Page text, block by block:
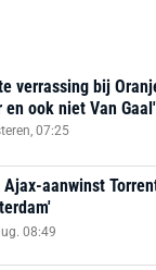
verrassing bij
en ook niet Van Gaal'
07:25
Ajax-aanwinst
08:49